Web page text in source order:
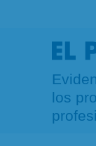
los